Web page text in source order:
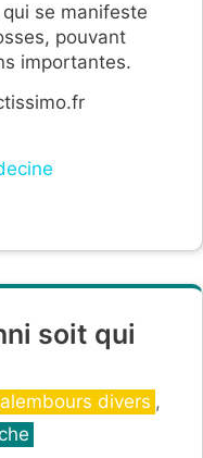
qui se manifeste
pouvant
importantes.
soit qui
divers ,